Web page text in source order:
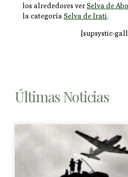
los alrededores verSelva de
la categoría Selva de Irati.
[supsystic-
Últimas Noticias